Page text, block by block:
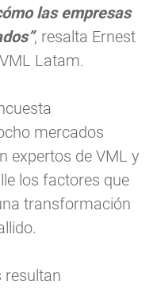
las empresas
, resalta Ernest
Latam.
mercados
expertos de VML y
los factores que
transformación
resultan